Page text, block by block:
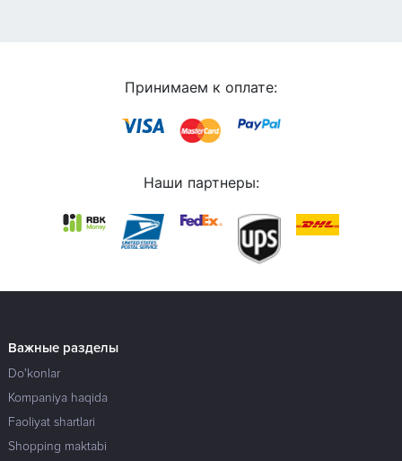
Принимаем к оплате:
Наши партнеры:
Важные разделы
Do'konlar
Kompaniya haqida
Faoliyat shartlari
Shopping maktabi